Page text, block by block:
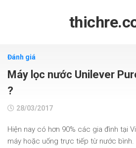
Đánh giá
Máy lọc nước Unilever
?
28/03/2017
Hiện nay có hơn 90% các gia đình tại
máy hoặc uống trực tiếp từ nước